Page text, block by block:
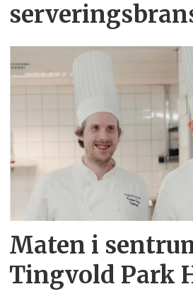
Maten i
Tingvold Park